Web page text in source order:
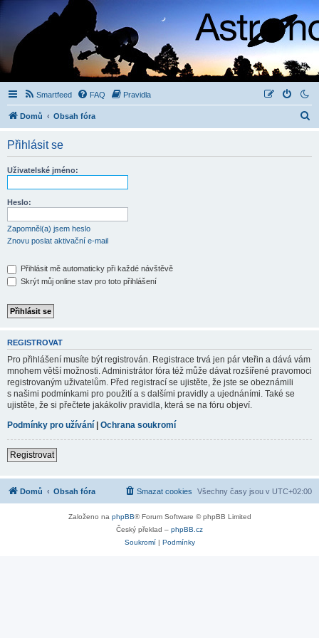
Smartfeed FAQ Pravidla
Domů Obsah fóra
Přihlásit se
Uživatelské jméno:
Heslo:
Zapomněl(a) jsem heslo
Znovu poslat aktivační e-mail
Přihlásit mě automaticky při každé návštěvě
Skrýt můj online stav pro toto přihlášení
REGISTROVAT
Pro přihlášení musíte být registrován. Registrace trvá jen pár vteřin a dává vám
mnohem větší možnosti. Administrátor fóra též může dávat rozšířené pravomoci
registrovaným uživatelům. Před registrací se ujistěte, že jste se obeznámili
s našimi podmínkami pro použití a s dalšími pravidly a ujednáními. Také se
ujistěte, že si přečtete jakákoliv pravidla, která se na fóru objeví.
Podmínky pro užívání | Ochrana soukromí
Registrovat
Domů Obsah fóra Všechny časy jsou v UTC+02:00
Smazat cookies
Založeno na phpBB® Forum Software © phpBB Limited
Český překlad – phpBB.cz
Soukromí| Podmínky